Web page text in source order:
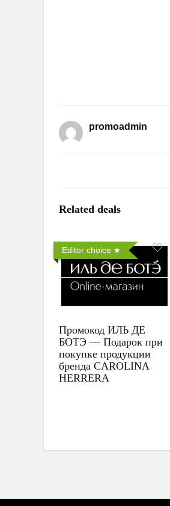
promoadmin
Related deals
Editor choice
Промокод ИЛЬ ДЕ
БОТЭ — Подарок при
покупке продукции
бренда CAROLINA
HERRERA